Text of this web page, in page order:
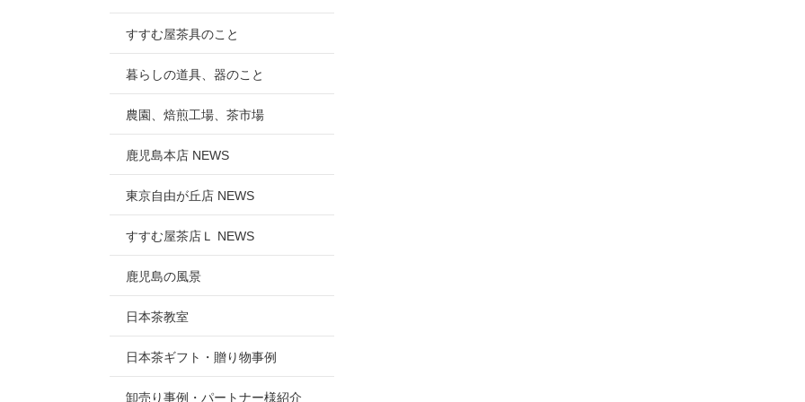
すすむ屋茶具のこと
暮らしの道具、器のこと
農園、焙煎工場、茶市場
鹿児島本店 NEWS
東京自由が丘店 NEWS
すすむ屋茶店Ｌ NEWS
鹿児島の風景
日本茶教室
日本茶ギフト・贈り物事例
卸売り事例・パートナー様紹介